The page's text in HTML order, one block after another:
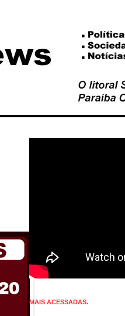
MAIS ACESSADAS.